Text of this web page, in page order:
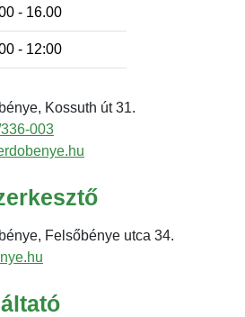
- 16.00
- 12:00
Kossuth út 31.
003
Felsőbénye utca 34.